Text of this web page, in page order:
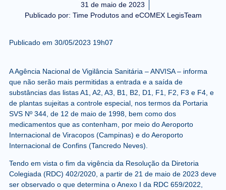
31 de maio de 2023
Publicado por: Time Produtos and eCOMEX LegisTeam
Publicado em 30/05/2023 19h07
A Agência Nacional de Vigilância Sanitária – ANVISA – informa
que não serão mais permitidas a entrada e a saída de
substâncias das listas A1, A2, A3, B1, B2, D1, F1, F2, F3 e F4, e
de plantas sujeitas a controle especial, nos termos da Portaria
SVS Nº 344, de 12 de maio de 1998, bem como dos
medicamentos que as contenham, por meio do Aeroporto
Internacional de Viracopos (Campinas) e do Aeroporto
Internacional de Confins (Tancredo Neves).
Tendo em vista o fim da vigência da Resolução da Diretoria
Colegiada (RDC) 402/2020, a partir de 21 de maio de 2023 deve
ser observado o que determina o Anexo I da RDC 659/2022,